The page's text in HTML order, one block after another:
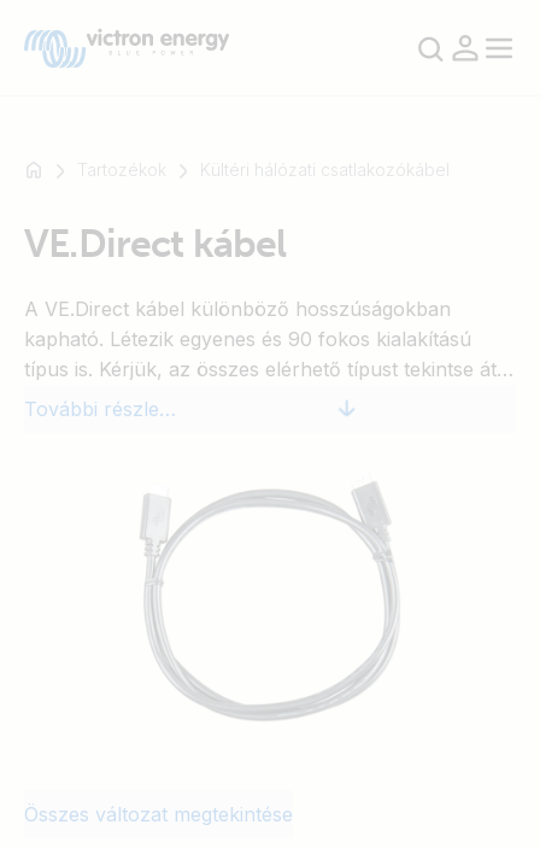
Például
Multiplus-
Orion
XS
Tartozékok Kültéri hálózati csatlakozókábel
VE.Direct kábel
A VE.Direct kábel különböző hosszúságokban
kapható. Létezik egyenes és 90 fokos kialakítású
típus is. Kérjük, az összes elérhető típust tekintse át
az árlistánkon.
További részletek
Összes változat megtekintése